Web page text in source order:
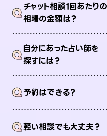
Qチャット相談1回あたりの
相場の金額は？
Q自分にあった占い師を
探すには？
Q予約はできる？
Q軽い相談でも大丈夫？